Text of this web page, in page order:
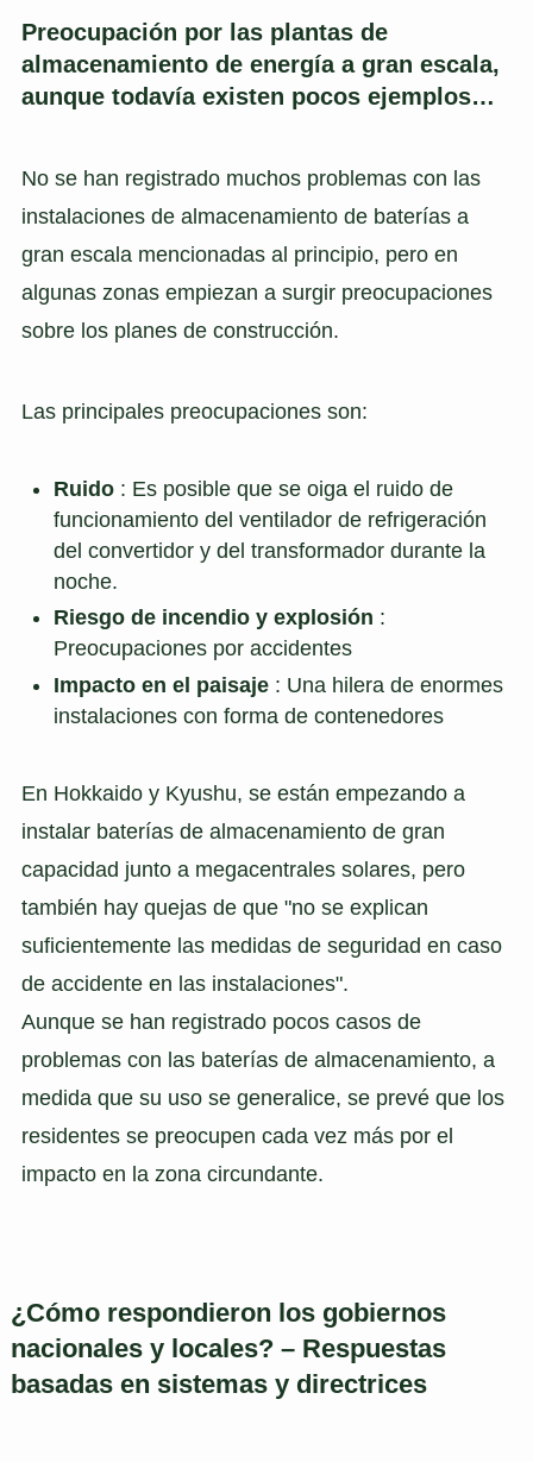
Preocupación por las plantas de
almacenamiento de energía a gran escala,
aunque todavía existen pocos ejemplos…
No se han registrado muchos problemas con las
instalaciones de almacenamiento de baterías a
gran escala mencionadas al principio, pero en
algunas zonas empiezan a surgir preocupaciones
sobre los planes de construcción.
Las principales preocupaciones son:
Ruido: Es posible que se oiga el ruido de
funcionamiento del ventilador de refrigeración
del convertidor y del transformador durante la
noche.
Riesgo de incendio y explosión :
Preocupaciones por accidentes
Impacto en el paisaje: Una hilera de enormes
instalaciones con forma de contenedores
En Hokkaido y Kyushu, se están empezando a
instalar baterías de almacenamiento de gran
capacidad junto a megacentrales solares, pero
también hay quejas de que "no se explican
suficientemente las medidas de seguridad en caso
de accidente en las instalaciones".
Aunque se han registrado pocos casos de
problemas con las baterías de almacenamiento, a
medida que su uso se generalice, se prevé que los
residentes se preocupen cada vez más por el
impacto en la zona circundante.
¿Cómo respondieron los gobiernos
nacionales y locales? – Respuestas
basadas en sistemas y directrices